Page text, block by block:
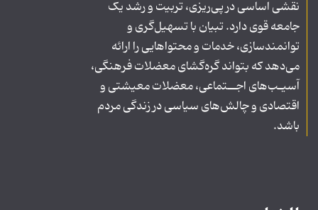
نقشی اساسی در پی‌ریزی، تربیت و رشد یک
جامعه قوی دارد. تبیان با تسهیل‌گری و
توانمندسازی، خدمات و محتواهایی را ارائه
می‌دهد که بتواند گره‌گشای معضلات فرهنگی،
آسیـب‌های اجــتماعی، معضلات معیشتی و
اقتصادی و چالش‌های سیاسی در زندگی مردم
باشد.